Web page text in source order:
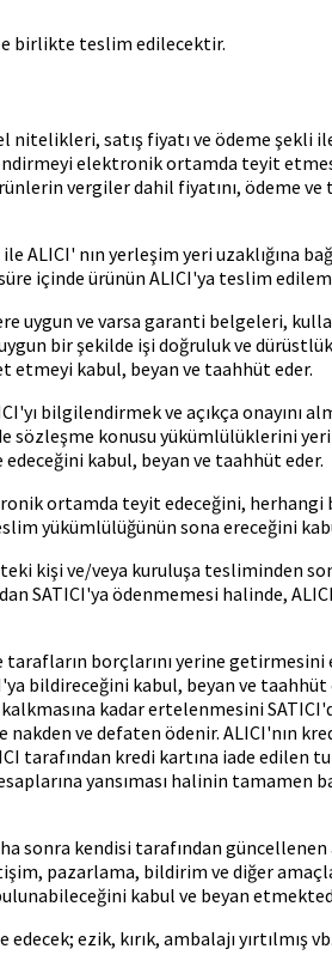
birlikte teslim edilecektir.
nitelikleri, satış fiyatı ve ödeme
elektronik ortamda teyit
vergiler dahil fiyatını, ödeme
ALICI' nın yerleşim yeri
içinde ürünün ALICI'ya teslim
uygun ve varsa garanti belgeleri,
bir şekilde işi doğruluk ve
etmeyi kabul, beyan ve taahhüt eder.
bilgilendirmek ve açıkça
konusu yükümlülüklerini
kabul, beyan ve taahhüt eder.
ortamda teyit edeceğini,
yükümlülüğünün sona ereceğini
kişi ve/veya kuruluşa tesliminden
SATICI'ya ödenmemesi halinde,
tarafların borçlarını yerine
bildireceğini kabul, beyan ve
kadar ertelenmesini
ve defaten ödenir. ALICI'nın
tarafından kredi kartına iade edilen
yansıması halinin
sonra kendisi tarafından
pazarlama, bildirim ve diğer
kabul ve beyan
ezik, kırık, ambalajı